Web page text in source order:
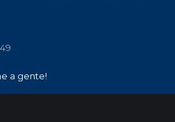
a gente!